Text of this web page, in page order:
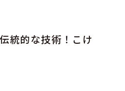
統的な技術！こけ